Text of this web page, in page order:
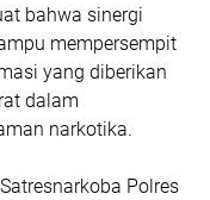
bahwa sinergi
mempersempit
yang diberikan
dalam
narkotika.
Polres